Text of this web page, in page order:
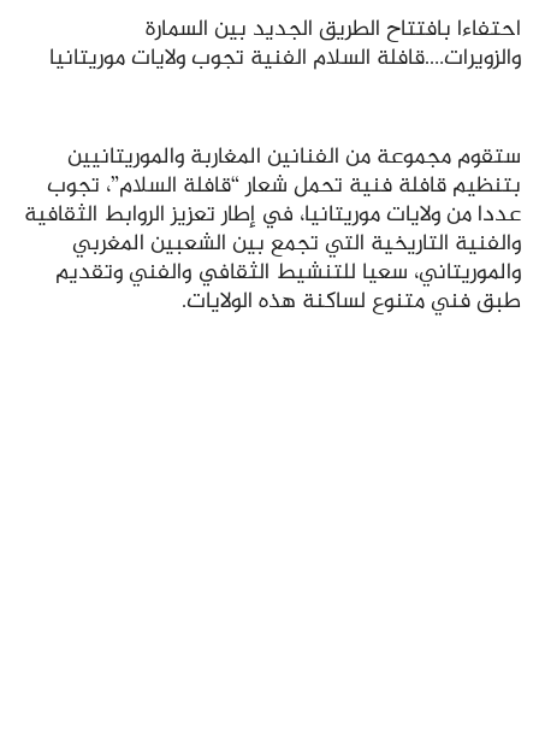
احتفاءا بافتتاح الطريق الجديد بين السمارة
والزويرات….قافلة السلام الفنية تجوب ولايات موريتانيا
ستقوم مجموعة من الفنانين المغاربة والموريتانيين
بتنظيم قافلة فنية تحمل شعار “قافلة السلام”، تجوب
عددا من ولايات موريتانيا، في إطار تعزيز الروابط الثقافية
والفنية التاريخية التي تجمع بين الشعبين المغربي
والموريتاني، سعيا للتنشيط الثقافي والفني وتقديم
طبق فني متنوع لساكنة هذه الولايات.